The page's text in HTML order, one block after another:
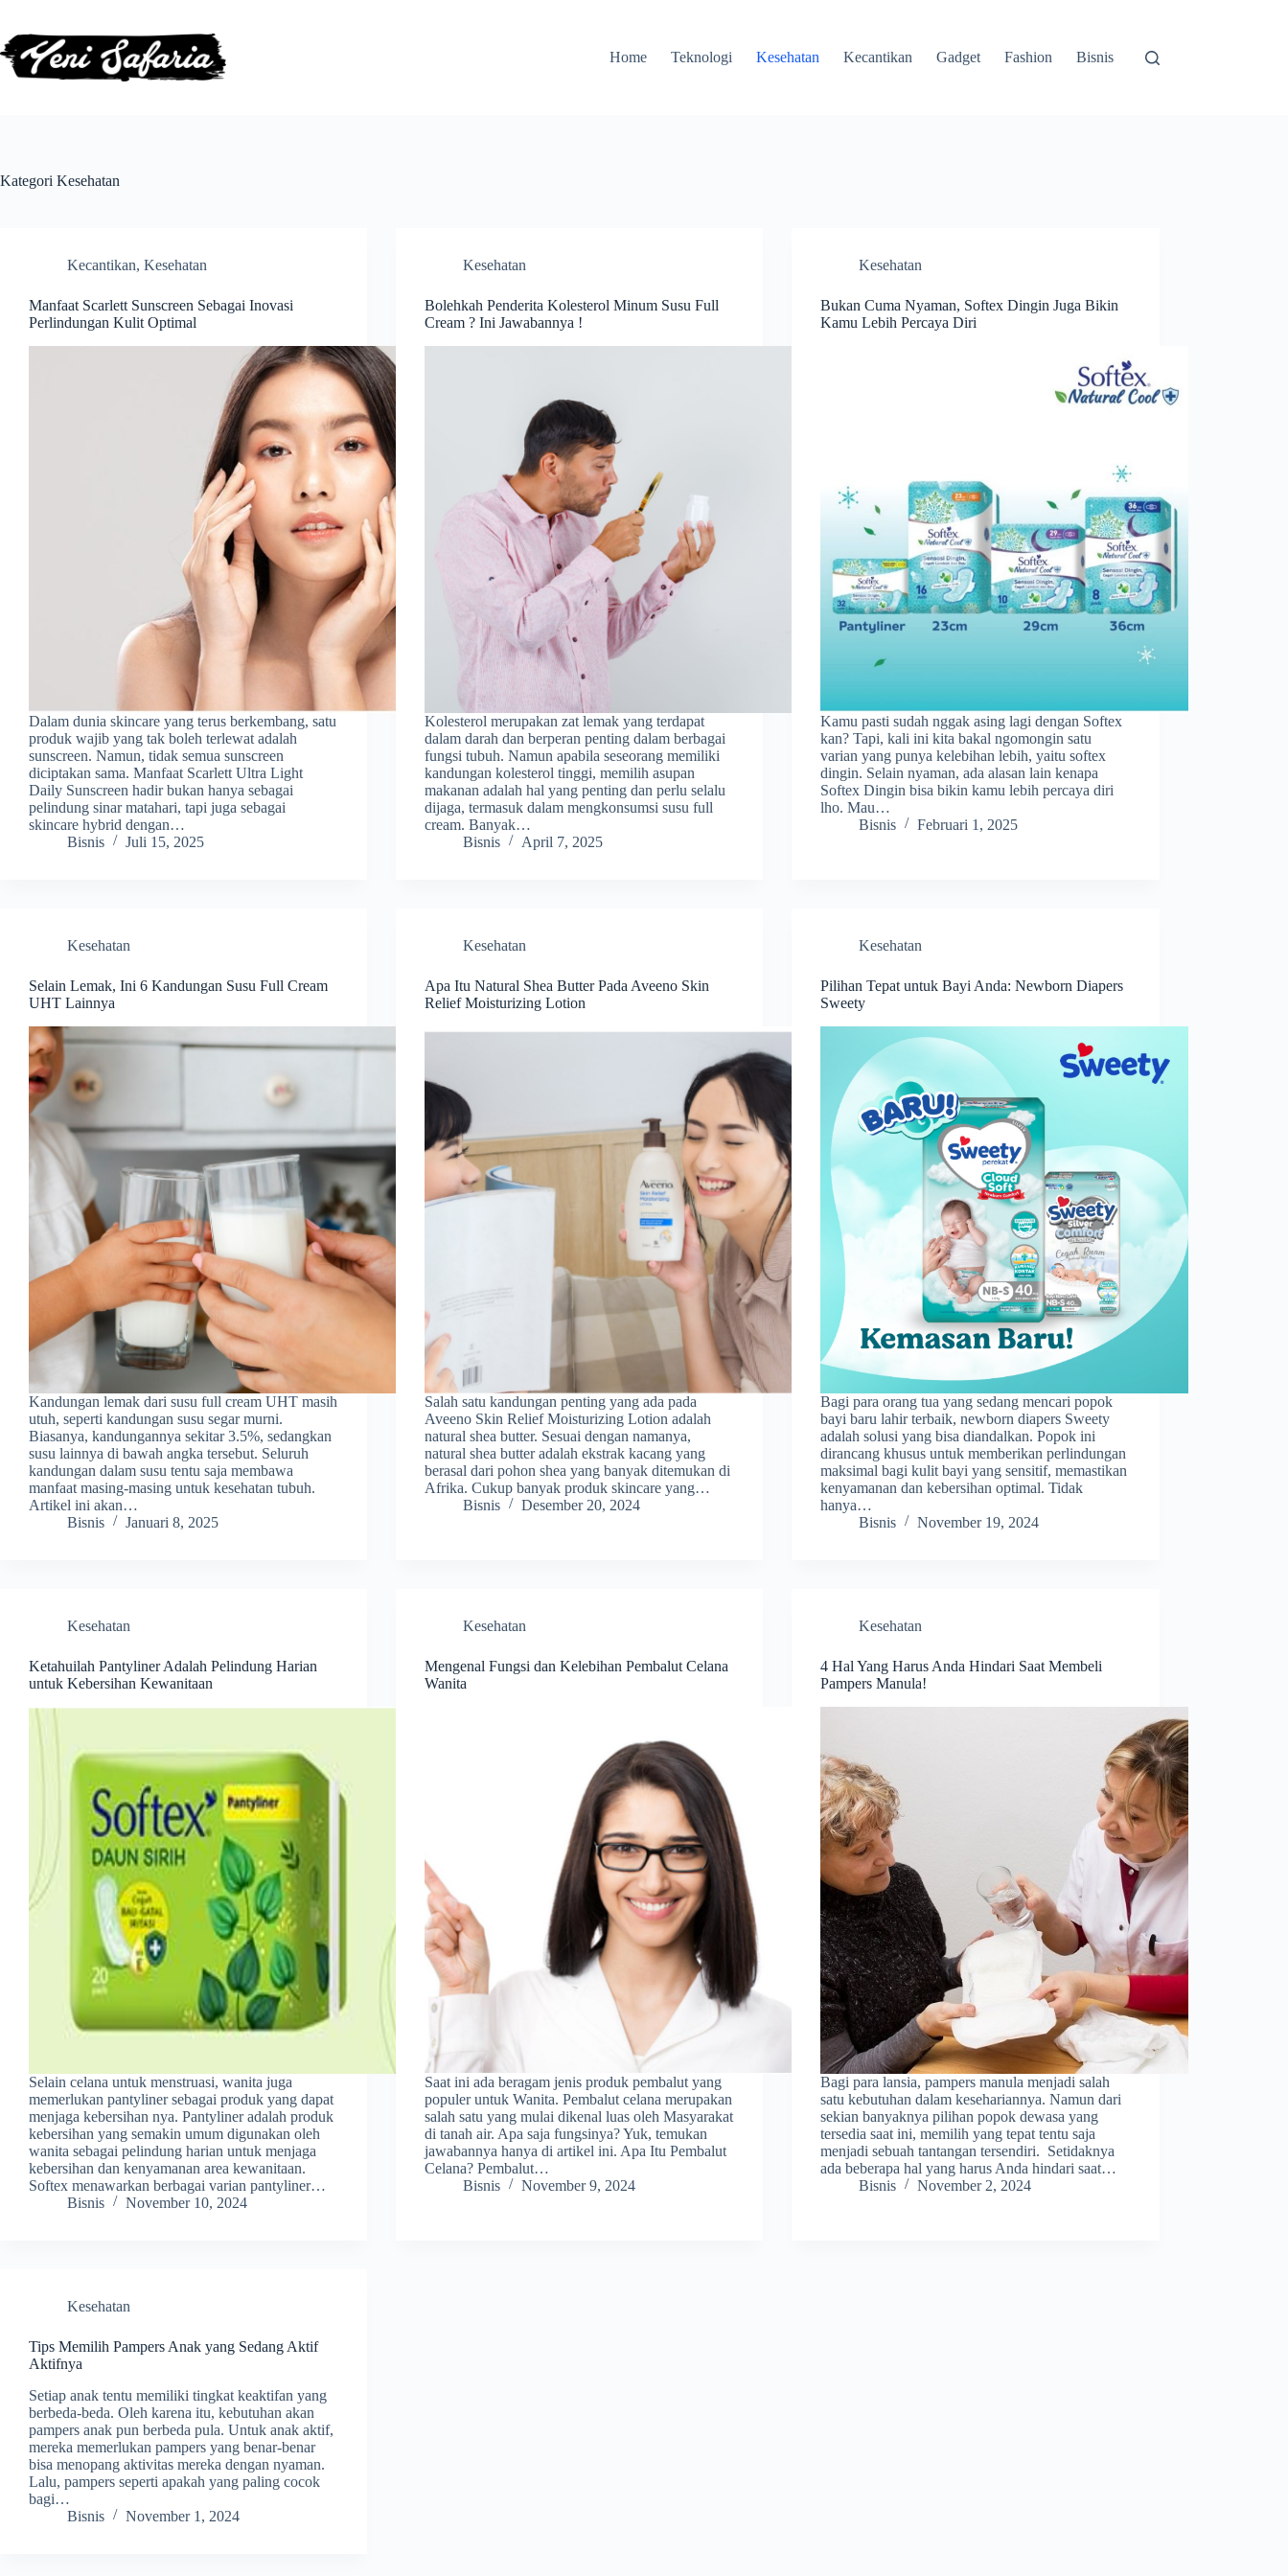
content
Home
Teknologi Kesehatan Kecantikan Gadget Fashion Bisnis
Kategori Kesehatan
Kecantikan, Kesehatan
Manfaat Scarlett Sunscreen Sebagai Inovasi
Perlindungan Kulit Optimal
Dalam dunia skincare yang terus berkembang, satu
produk wajib yang tak boleh terlewat adalah
sunscreen. Namun, tidak semua sunscreen
diciptakan sama. Manfaat Scarlett Ultra Light
Daily Sunscreen hadir bukan hanya sebagai
pelindung sinar matahari, tapi juga sebagai
skincare hybrid dengan…
Bisnis
Juli 15, 2025
Kesehatan
Bolehkah Penderita Kolesterol Minum Susu Full
Cream ? Ini Jawabannya !
Kolesterol merupakan zat lemak yang terdapat
dalam darah dan berperan penting dalam berbagai
fungsi tubuh. Namun apabila seseorang memiliki
kandungan kolesterol tinggi, memilih asupan
makanan adalah hal yang penting dan perlu selalu
dijaga, termasuk dalam mengkonsumsi susu full
cream. Banyak…
Bisnis
April 7, 2025
Kesehatan
Bukan Cuma Nyaman, Softex Dingin Juga Bikin
Kamu Lebih Percaya Diri
Kamu pasti sudah nggak asing lagi dengan Softex
kan? Tapi, kali ini kita bakal ngomongin satu
varian yang punya kelebihan lebih, yaitu softex
dingin. Selain nyaman, ada alasan lain kenapa
Softex Dingin bisa bikin kamu lebih percaya diri
lho. Mau…
Bisnis
Februari 1, 2025
Kesehatan
Selain Lemak, Ini 6 Kandungan Susu Full Cream
UHT Lainnya
Kandungan lemak dari susu full cream UHT masih
utuh, seperti kandungan susu segar murni.
Biasanya, kandungannya sekitar 3.5%, sedangkan
susu lainnya di bawah angka tersebut. Seluruh
kandungan dalam susu tentu saja membawa
manfaat masing-masing untuk kesehatan tubuh.
Artikel ini akan…
Bisnis
Januari 8, 2025
Kesehatan
Apa Itu Natural Shea Butter Pada Aveeno Skin
Relief Moisturizing Lotion
Salah satu kandungan penting yang ada pada
Aveeno Skin Relief Moisturizing Lotion adalah
natural shea butter. Sesuai dengan namanya,
natural shea butter adalah ekstrak kacang yang
berasal dari pohon shea yang banyak ditemukan di
Afrika. Cukup banyak produk skincare yang…
Bisnis
Desember 20, 2024
Kesehatan
Pilihan Tepat untuk Bayi Anda: Newborn Diapers
Sweety
Bagi para orang tua yang sedang mencari popok
bayi baru lahir terbaik, newborn diapers Sweety
adalah solusi yang bisa diandalkan. Popok ini
dirancang khusus untuk memberikan perlindungan
maksimal bagi kulit bayi yang sensitif, memastikan
kenyamanan dan kebersihan optimal. Tidak
hanya…
Bisnis
November 19, 2024
Kesehatan
Ketahuilah Pantyliner Adalah Pelindung Harian
untuk Kebersihan Kewanitaan
Selain celana untuk menstruasi, wanita juga
memerlukan pantyliner sebagai produk yang dapat
menjaga kebersihan nya. Pantyliner adalah produk
kebersihan yang semakin umum digunakan oleh
wanita sebagai pelindung harian untuk menjaga
kebersihan dan kenyamanan area kewanitaan.
Softex menawarkan berbagai varian pantyliner…
Bisnis
November 10, 2024
Kesehatan
Mengenal Fungsi dan Kelebihan Pembalut Celana
Wanita
Saat ini ada beragam jenis produk pembalut yang
populer untuk Wanita. Pembalut celana merupakan
salah satu yang mulai dikenal luas oleh Masyarakat
di tanah air. Apa saja fungsinya? Yuk, temukan
jawabannya hanya di artikel ini. Apa Itu Pembalut
Celana? Pembalut…
Bisnis
November 9, 2024
Kesehatan
4 Hal Yang Harus Anda Hindari Saat Membeli
Pampers Manula!
Bagi para lansia, pampers manula menjadi salah
satu kebutuhan dalam kesehariannya. Namun dari
sekian banyaknya pilihan popok dewasa yang
tersedia saat ini, memilih yang tepat tentu saja
menjadi sebuah tantangan tersendiri. Setidaknya
ada beberapa hal yang harus Anda hindari saat…
Bisnis
November 2, 2024
Kesehatan
Tips Memilih Pampers Anak yang Sedang Aktif
Aktifnya
Setiap anak tentu memiliki tingkat keaktifan yang
berbeda-beda. Oleh karena itu, kebutuhan akan
pampers anak pun berbeda pula. Untuk anak aktif,
mereka memerlukan pampers yang benar-benar
bisa menopang aktivitas mereka dengan nyaman.
Lalu, pampers seperti apakah yang paling cocok
bagi…
Bisnis
November 1, 2024